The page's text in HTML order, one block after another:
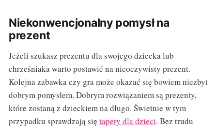
Niekonwencjonalny pomysł na
prezent
Jeżeli szukasz prezentu dla swojego dziecka lub
chrześniaka warto postawić na nieoczywisty prezent.
Kolejna zabawka czy gra może okazać się bowiem niezbyt
dobrym pomysłem. Dobrym rozwiązaniem są prezenty,
które zostaną z dzieckiem na długo. Świetnie w tym
przypadku sprawdzają się tapety dla dzieci. Bez trudu